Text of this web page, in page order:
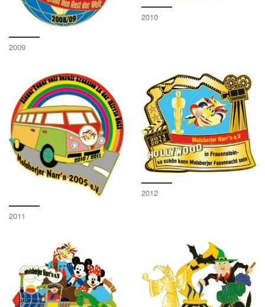
2009
2010
2011
2012